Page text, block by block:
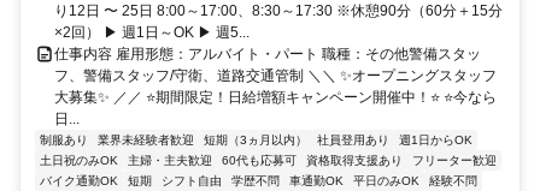
り12日 〜 25日 8:00～17:00、8:30～17:30 ※休憩90分（60分＋15分
×2回） ▶ 週1日～OK ▶ 週5...
仕事内容 雇用形態：アルバイト・パート 職種：その他警備スタッ
フ、警備スタッフ/守衛、道路交通管制 ＼＼ ✨オープニングスタッフ
大募集✨ ／／ ⭐期間限定！日給増額キャンペーン開催中！⭐ ⭐今なら
日...
制服あり 業界未経験者歓迎 短期（3ヵ月以内） 社員登用あり
週1日からOK
土日祝のみOK
主婦・主夫歓迎 60代も応募可 資格取得支援あり
フリーター歓迎
バイク通勤OK
短期 シフト自由 学歴不問 車通勤OK 平日のみOK
経験不問